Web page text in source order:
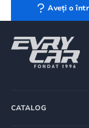
Aveți o
CATALOG